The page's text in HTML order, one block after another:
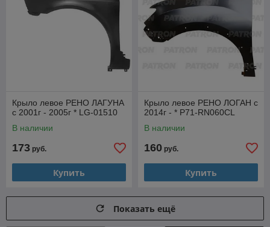
Крыло левое РЕНО ЛАГУНА
с 2001г - 2005г * LG-01510
В наличии
173 руб.
Купить
Крыло левое РЕНО ЛОГАН с
2014г - * P71-RN060CL
В наличии
160 руб.
Купить
Показать ещё